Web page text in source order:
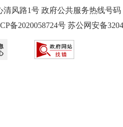
风路1号 政府公共服务热线号码
备2020058724号 苏公网安备